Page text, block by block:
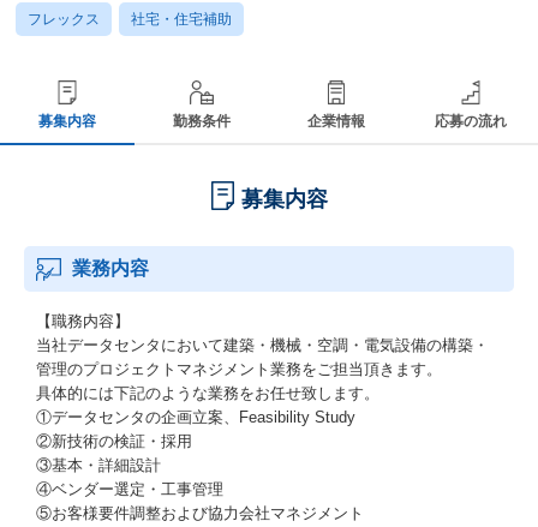
フレックス 社宅・住宅補助
募集内容 勤務条件 企業情報 応募の流れ
募集内容
業務内容
【職務内容】
当社データセンタにおいて建築・機械・空調・電気設備の構築・
管理のプロジェクトマネジメント業務をご担当頂きます。
具体的には下記のような業務をお任せ致します。
①データセンタの企画立案、Feasibility Study
②新技術の検証・採用
③基本・詳細設計
④ベンダー選定・工事管理
⑤お客様要件調整および協力会社マネジメント